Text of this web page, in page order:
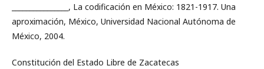
________________, La codificación en México: 1821-1917. Una
aproximación, México, Universidad Nacional Autónoma de
México, 2004.
Constitución del Estado Libre de Zacatecas